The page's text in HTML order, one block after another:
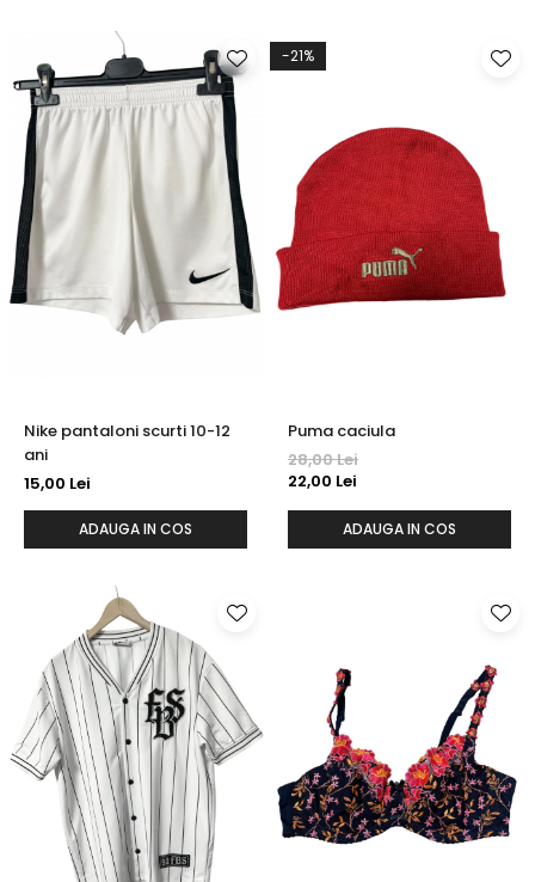
Nike pantaloni scurti 10-12
ani
15,00 Lei
ADAUGA IN COS
-21%
Puma caciula
28,00 Lei
22,00 Lei
ADAUGA IN COS